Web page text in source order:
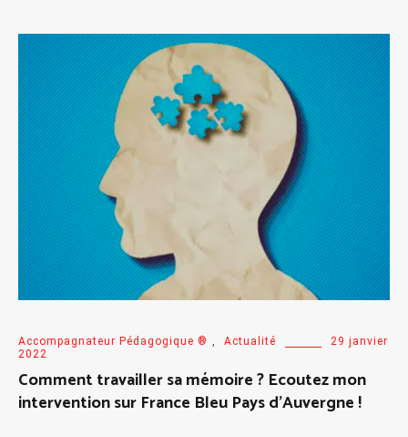
Accompagnateur Pédagogique ® Actualité
29 janvier
2022
Comment travailler sa mémoire ? Ecoutez mon
intervention sur France Bleu Pays d’Auvergne !